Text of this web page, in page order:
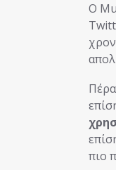
Ο
πιο